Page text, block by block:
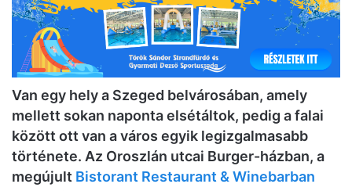
Van egy hely a Szeged belvárosában, amely
mellett sokan naponta elsétáltok, pedig a falai
között ott van a város egyik legizgalmasabb
története. Az Oroszlán utcai Burger-házban, a
megújult Bistorant Restaurant & Winebarban